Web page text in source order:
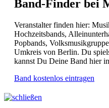
Band-Finder bei
Veranstalter finden hier:
Hochzeitsbands,
Popbands,
Umkreis von Berlin. Du
kannst Du Deine Band hier
Band kostenlos eintragen